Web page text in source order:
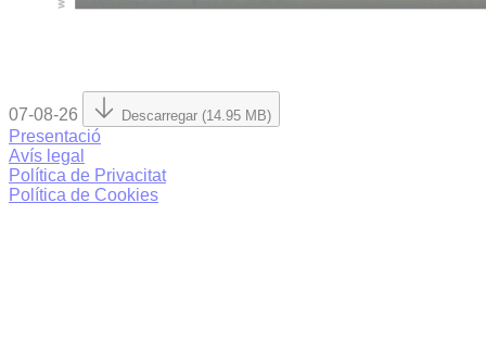
07-08-26 Descarregar (14.95 MB)
Presentació
Avís legal
Política de Privacitat
Política de Cookies